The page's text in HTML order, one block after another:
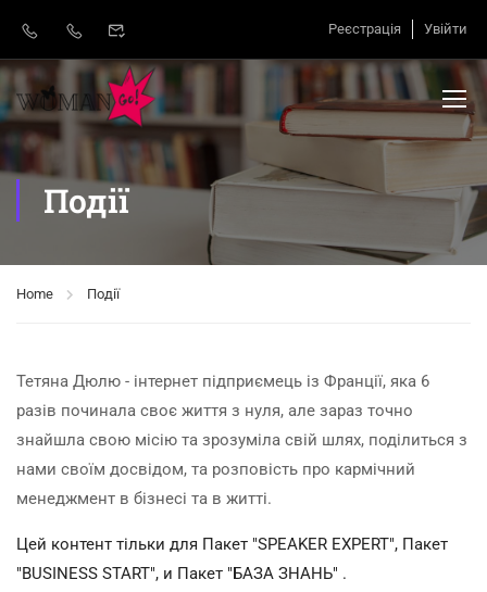
Реєстрація Увійти
Події
Home Події
Тетяна Дюлю - інтернет підприємець із Франції, яка 6
разів починала своє життя з нуля, але зараз точно
знайшла свою місію та зрозуміла свій шлях, поділиться з
нами своїм досвідом, та розповість про кармічний
менеджмент в бізнесі та в житті.
Цей контент тільки для Пакет "SPEAKER EXPERT", Пакет
"BUSINESS START", и Пакет "БАЗА ЗНАНЬ" .